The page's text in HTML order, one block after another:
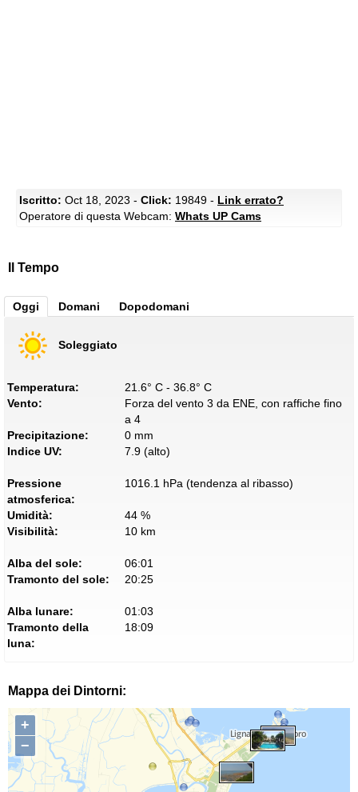
Iscritto: Oct 18, 2023 - Click: 19849 - Link errato?
Operatore di questa Webcam: Whats UP Cams
Il Tempo
Oggi Domani Dopodomani
Soleggiato
Temperatura:
21.6° C - 36.8° C
Vento:
Forza del vento 3 da ENE, con raffiche fino
a 4
Precipitazione:
0 mm
Indice UV:
7.9 (alto)
Pressione
atmosferica:
1016.1 hPa (tendenza al ribasso)
Umidità:
44 %
Visibilità:
10 km
Alba del sole:
06:01
Tramonto del sole:
20:25
Alba lunare:
01:03
Tramonto della
luna:
18:09
Mappa dei Dintorni:
+
−